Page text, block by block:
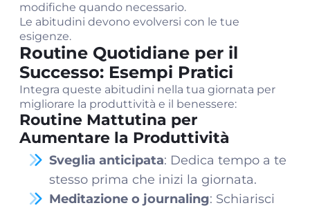
modifiche quando necessario.
Le abitudini devono evolversi con le tue
esigenze.
Routine Quotidiane per il
Successo: Esempi Pratici
Integra queste abitudini nella tua giornata per
migliorare la produttività e il benessere:
Routine Mattutina per
Aumentare la Produttività
Sveglia anticipata: Dedica tempo a te
stesso prima che inizi la giornata.
Meditazione o journaling: Schiarisci